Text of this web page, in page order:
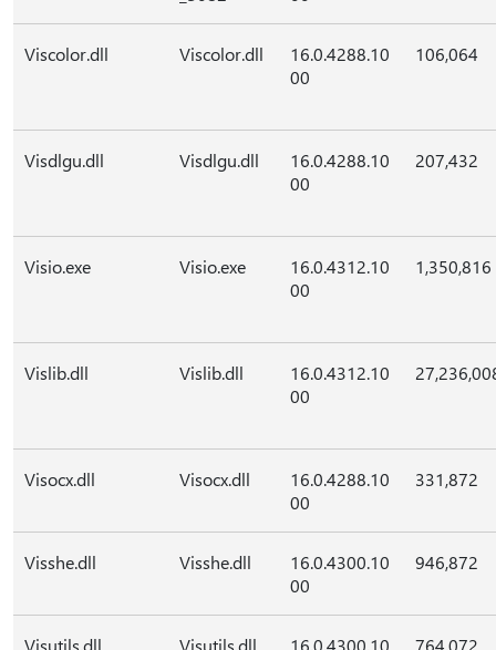
Viscolor.dll Viscolor.dll
16.0.4288.10
00
106,064
Visdlgu.dll Visdlgu.dll
16.0.4288.10
00
207,432
Visio.exe Visio.exe
16.0.4312.10
00
1,350,816
Vislib.dll Vislib.dll
16.0.4312.10
00
Visocx.dll Visocx.dll
16.0.4288.10
00
331,872
Visshe.dll Visshe.dll
16.0.4300.10
00
946,872
Visutils.dll Visutils.dll
16.0.4300.10
764,072